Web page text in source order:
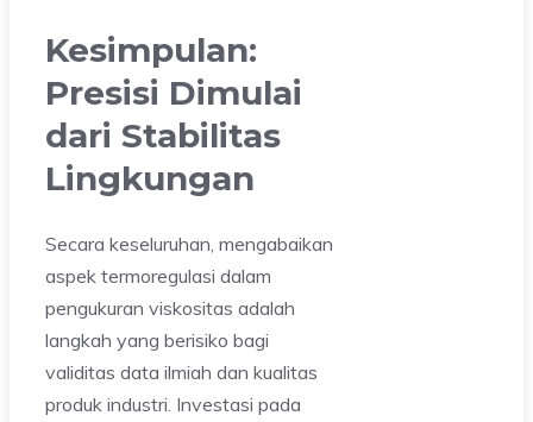
Kesimpulan:
Presisi Dimulai
dari Stabilitas
Lingkungan
Secara keseluruhan, mengabaikan
aspek termoregulasi dalam
pengukuran viskositas adalah
langkah yang berisiko bagi
validitas data ilmiah dan kualitas
produk industri. Investasi pada